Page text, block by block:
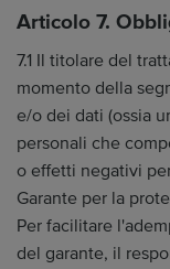
Articolo 7.
7.1 Il titolare del
momento della
e/o dei dati (ossia
personali che
o effetti negativi
Garante per la
Per facilitare
del garante, il